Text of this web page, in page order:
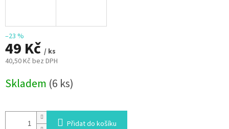
–23 %
49 Kč / ks
40,50 Kč bez DPH
cena:
Skladem (6 ks)
Přidat do košíku